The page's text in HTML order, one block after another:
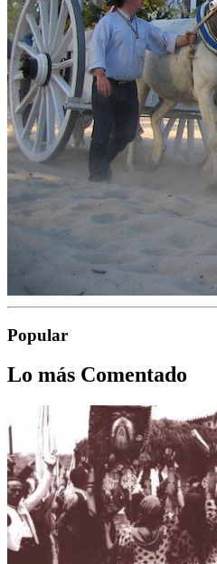
Popular
Lo más Comentado